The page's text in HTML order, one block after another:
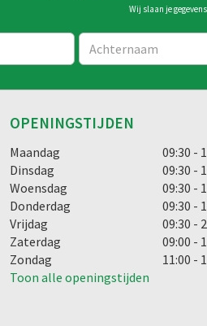
Wij slaan je
OPENINGSTIJDEN
Maandag
09:30 -
Dinsdag
09:30 -
Woensdag
09:30 -
Donderdag
09:30 -
Vrijdag
09:30 -
Zaterdag
09:00 -
Zondag
11:00 -
Toon alle openingstijden